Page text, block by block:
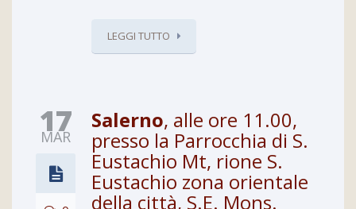
LEGGI TUTTO
17
MAR
Salerno, alle ore 11.00,
presso la Parrocchia di S.
Eustachio Mt, rione S.
Eustachio zona orientale
della città, S.E. Mons.